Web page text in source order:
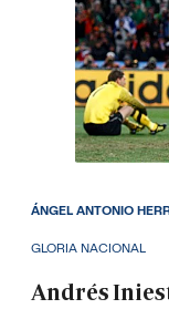
GLORIA NACIONAL
Andrés
ÁNGEL ANTONIO